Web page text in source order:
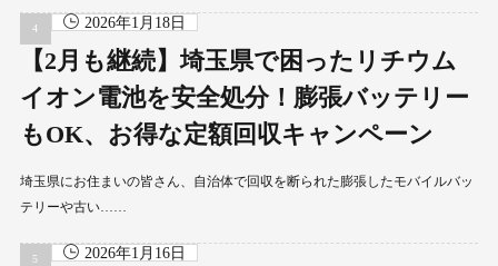
2026年1月18日
【2月も継続】埼玉県で困ったリチウム
イオン電池を安全処分！膨張バッテリー
もOK、お得な定額回収キャンペーン
埼玉県にお住まいの皆さん、自治体で回収を断られた膨張したモバイルバッ
テリーや古い……
2026年1月16日